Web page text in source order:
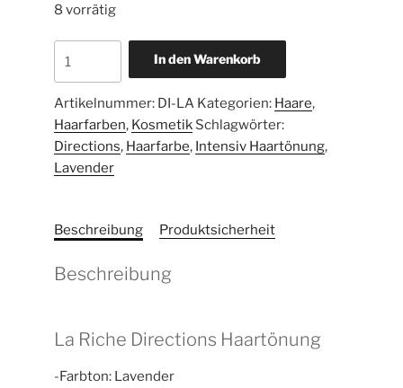
8 vorrätig
In den Warenkorb
Artikelnummer: DI-LA Kategorien: Haare,
Haarfarben, Kosmetik Schlagwörter:
Directions, Haarfarbe, Intensiv Haartönung,
Lavender
Beschreibung Produktsicherheit
Beschreibung
La Riche Directions Haartönung
-Farbton: Lavender